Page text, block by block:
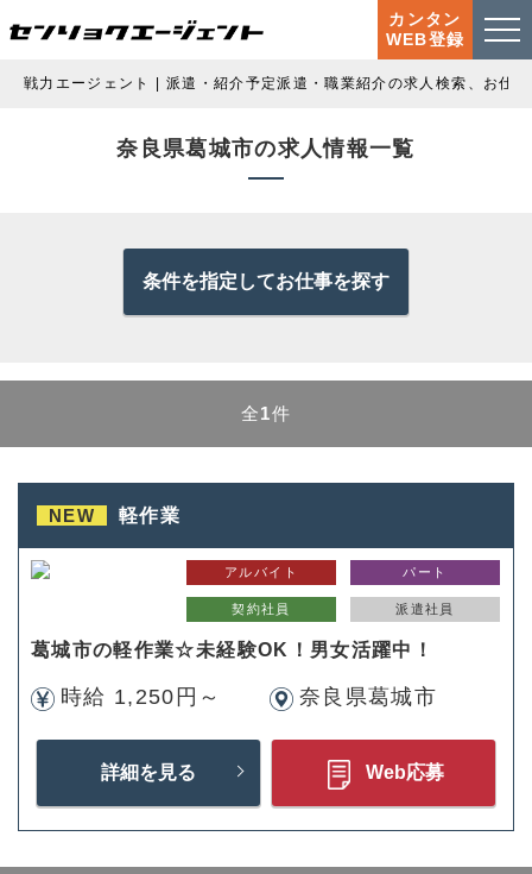
カンタン
WEB登録
戦力エージェント | 派遣・紹介予定派遣・職業紹介の求人検索、お仕
奈良県葛城市の求人情報一覧
条件を指定してお仕事を探す
全1件
NEW 軽作業
アルバイト パート
契約社員 派遣社員
葛城市の軽作業☆未経験OK！男女活躍中！
時給 1,250円～ 奈良県葛城市
詳細を見る Web応募